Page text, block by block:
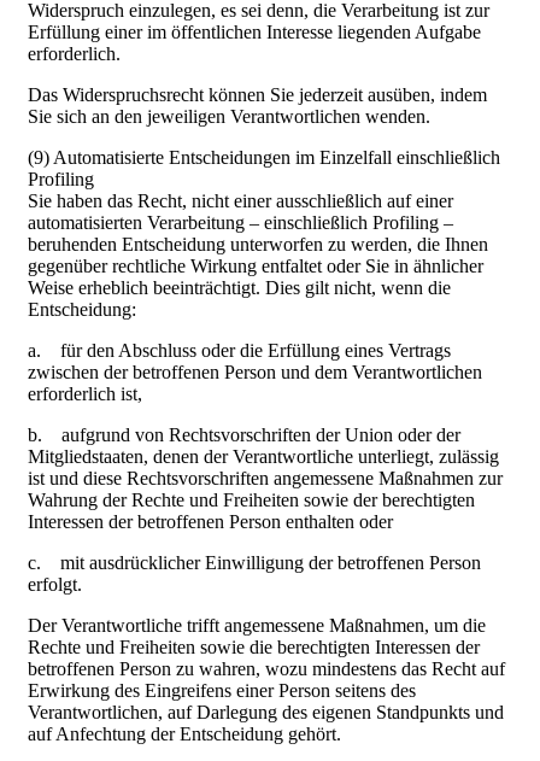
Widerspruch einzulegen, es sei denn, die Verarbeitung ist zur
Erfüllung einer im öffentlichen Interesse liegenden Aufgabe
erforderlich.
Das Widerspruchsrecht können Sie jederzeit ausüben, indem
Sie sich an den jeweiligen Verantwortlichen wenden.
(9) Automatisierte Entscheidungen im Einzelfall einschließlich
Profiling
Sie haben das Recht, nicht einer ausschließlich auf einer
automatisierten Verarbeitung – einschließlich Profiling –
beruhenden Entscheidung unterworfen zu werden, die Ihnen
gegenüber rechtliche Wirkung entfaltet oder Sie in ähnlicher
Weise erheblich beeinträchtigt. Dies gilt nicht, wenn die
Entscheidung:
a. für den Abschluss oder die Erfüllung eines Vertrags
zwischen der betroffenen Person und dem Verantwortlichen
erforderlich ist,
b. aufgrund von Rechtsvorschriften der Union oder der
Mitgliedstaaten, denen der Verantwortliche unterliegt, zulässig
ist und diese Rechtsvorschriften angemessene Maßnahmen zur
Wahrung der Rechte und Freiheiten sowie der berechtigten
Interessen der betroffenen Person enthalten oder
c. mit ausdrücklicher Einwilligung der betroffenen Person
erfolgt.
Der Verantwortliche trifft angemessene Maßnahmen, um die
Rechte und Freiheiten sowie die berechtigten Interessen der
betroffenen Person zu wahren, wozu mindestens das Recht auf
Erwirkung des Eingreifens einer Person seitens des
Verantwortlichen, auf Darlegung des eigenen Standpunkts und
auf Anfechtung der Entscheidung gehört.